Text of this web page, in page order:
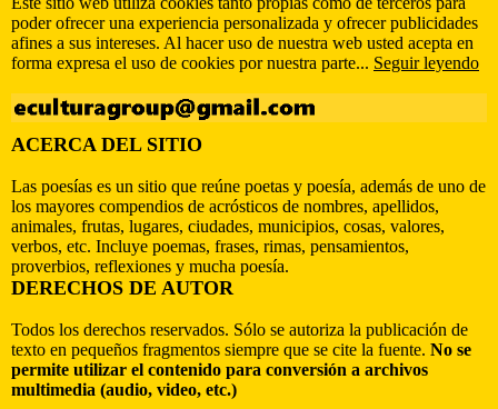
poder ofrecer una experiencia personalizada y ofrecer publicidades
afines a sus intereses. Al hacer uso de nuestra web usted acepta en
forma expresa el uso de cookies por nuestra parte... Seguir leyendo
ACERCA DEL SITIO
Las poesías es un sitio que reúne poetas y poesía, además de uno de
los mayores compendios de acrósticos de nombres, apellidos,
animales, frutas, lugares, ciudades, municipios, cosas, valores,
verbos, etc. Incluye poemas, frases, rimas, pensamientos,
proverbios, reflexiones y mucha poesía.
DERECHOS DE AUTOR
Todos los derechos reservados. Sólo se autoriza la publicación de
texto en pequeños fragmentos siempre que se cite la fuente. No se
permite utilizar el contenido para conversión a archivos
multimedia (audio, video, etc.)